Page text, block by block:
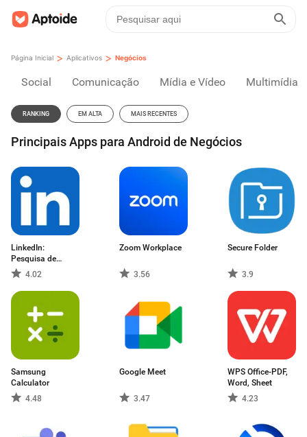
Página Inicial > Aplicativos > Negócios
Social Comunicação Mídia e Vídeo Multimídia
RANKING EM ALTA MAIS RECENTES
Principais Apps para Android de Negócios
LinkedIn:
Pesquisa de
emprego
4.02
Zoom Workplace
3.56
Secure Folder
3.9
Samsung
Calculator
4.48
Google Meet
3.47
WPS Office-PDF,
Word, Sheet
4.23